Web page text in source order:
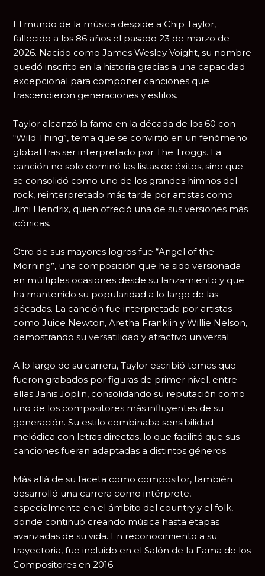
El mundo de la música despide aChip Taylor,
fallecido a los 86 años el pasado 23 de marzo de
2026. Nacido como James Wesley Voight, su nombre
quedó inscrito en la historia gracias a una capacidad
excepcional para componer canciones que
trascendieron generaciones y estilos.
Taylor alcanzó la fama en la década de los 60 con
“Wild Thing”, tema que se convirtió en un fenómeno
global tras ser interpretado porThe Troggs. La
canción no solo dominó las listas de éxitos, sino que
se consolidó como uno de los grandes himnos del
rock, reinterpretado más tarde por artistas como
Jimi Hendrix, quien ofreció una de sus versiones más
icónicas.
Otro de sus mayores logros fue “Angel of the
Morning”, una composición que ha sido versionada
en múltiples ocasiones desde su lanzamiento y que
ha mantenido su popularidad a lo largo de las
décadas. La canción fue interpretada por artistas
comoJuice Newton,Aretha Franklin yWillie Nelson,
demostrando su versatilidad y atractivo universal.
A lo largo de su carrera, Taylor escribió temas que
fueron grabados por figuras de primer nivel, entre
ellasJanis Joplin, consolidando su reputación como
uno de los compositores más influyentes de su
generación. Su estilo combinaba sensibilidad
melódica con letras directas, lo que facilitó que sus
canciones fueran adaptadas a distintos géneros.
Más allá de su faceta como compositor, también
desarrolló una carrera como intérprete,
especialmente en el ámbito del country y el folk,
donde continuó creando música hasta etapas
avanzadas de su vida. En reconocimiento a su
trayectoria, fue incluido en el Salón de la Fama de los
Compositores en 2016.